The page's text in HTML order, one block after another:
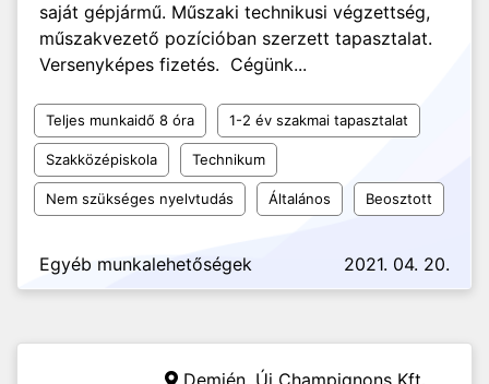
saját gépjármű. Műszaki technikusi végzettség,
műszakvezető pozícióban szerzett tapasztalat.
Versenyképes fizetés. Cégünk...
Teljes munkaidő 8 óra 1-2 év szakmai tapasztalat
Szakközépiskola Technikum
Nem szükséges nyelvtudás Általános Beosztott
Egyéb munkalehetőségek 2021. 04. 20.
Demjén, Új Champignons Kft.